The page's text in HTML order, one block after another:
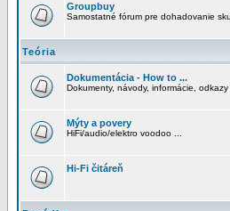
Groupbuy
Samostatné fórum pre dohadovanie
Teória
Dokumentácia - How to ...
Dokumenty, návody, informácie,
Mýty a povery
HiFi/audio/elektro voodoo ...
Hi-Fi čitáreň